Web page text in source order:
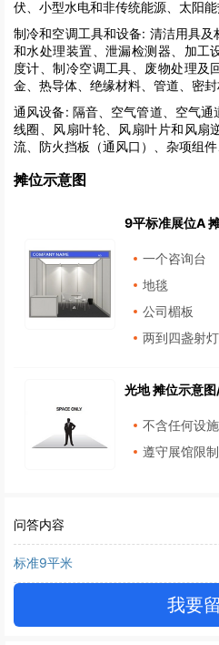
伏、小型水电和非传统能源、太阳
制冷和空调工具和设备: 清洁用具及
和水处理装置、泄漏检测器、加工
度计、制冷空调工具、废物处理及
金、热导体、绝缘材料、管道、密
通风设备: 隔音、空气管道、空气
线圈、风扇叶轮、风扇叶片和风扇
流、防火挡板（通风口）、杂项组
摊位示意图
9平标准展位A
一个咨询台
地毯
公司楣板
两到四盏射灯
光地 摊位示意
不含任何设施
遵守展馆限制
问答内容
标准9平米
我要